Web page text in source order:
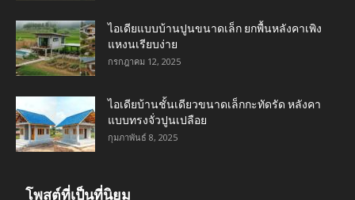
ไอเดียแบบบ้านปูนขนาดเล็ก ยกพื้นหลังคาเพิง
แหงนเรียบง่าย
กรกฎาคม 12, 2025
ไอเดียบ้านชั้นเดียวขนาดเล็กกะทัดรัด หลังคา
แบบทรงจั่วปูนเปลือย
กุมภาพันธ์ 8, 2025
โพสต์ที่เป็นที่นิยม